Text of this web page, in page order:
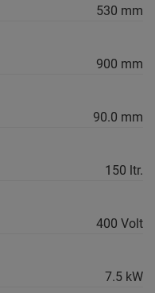
530 mm
900 mm
90.0 mm
150 ltr.
400 Volt
7.5 kW